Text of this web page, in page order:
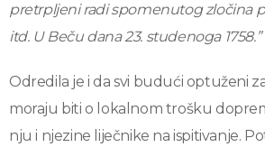
pretrpljeni radi spomenutog zločina
itd. U Beču dana 23. studenoga 1758.”
Odredila je i da svi budući optuženi
moraju biti o lokalnom trošku
nju i njezine liječnike na ispitivanje.